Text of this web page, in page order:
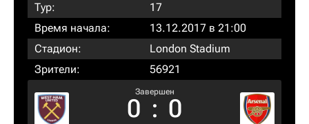
Тур:
17
Время начала:
13.12.2017 в 21:00
Стадион:
London Stadium
Зрители:
56921
Завершен
0 : 0